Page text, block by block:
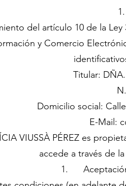
del artículo 10 de la
y Comercio
Titular: DÑA.
Domicilio social:
E-Mail:
VIUSSÀ PÉREZ es
accede a través de
1. Aceptación